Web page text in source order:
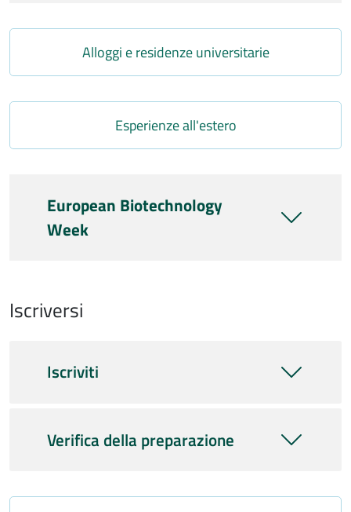
Alloggi e residenze universitarie
Esperienze all'estero
European Biotechnology
Week
Iscriversi
Iscriviti
Verifica della preparazione